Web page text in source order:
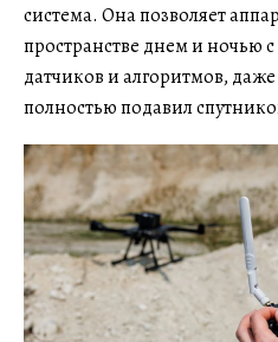
система. Она позволяет
пространстве днем и ночью
датчиков и алгоритмов,
полностью подавил